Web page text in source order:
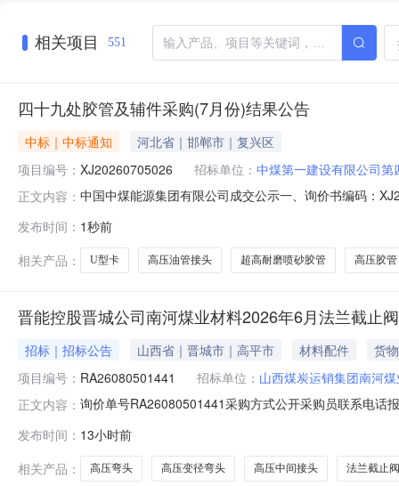
相关项目 551
四十九处胶管及辅件采购(7月份)结果公告
中标｜中标通知
河北省｜邯郸市｜复兴区
项目编号： XJ20260705026 招标单位： 中煤第一建设有限公司第
正文内容： 中国中煤能源集团有限公司成交公示一、询价书编码：
100725300055高压油管接头|Φ6mm80MPa|H型
发布时间： 1秒前
相关产品：
U型卡 高压油管接头 超高耐磨喷砂胶管 高压胶管
晋能控股晋城公司南河煤业材料2026年6月法兰截止
招标｜招标公告 山西省｜晋城市｜高平市 材料配件
货物
项目编号： RA26080501441 招标单位： 山西煤炭运销集团南河
正文内容： 询价单号RA26080501441采购方式公开采购员联系电话
压弯头DN1930.0个2026-09-25第一次采购高压变径弯
发布时间： 13小时前
相关产品：
高压弯头 高压变径弯头 高压中间接头 法兰截止阀